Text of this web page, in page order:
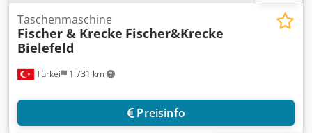
Türkei 1.731 km
Taschenmaschine
Fischer & Krecke Fischer&Krecke
Bielefeld
Preisinfo